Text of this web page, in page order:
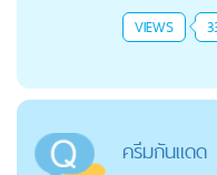
VIEWS
ครีมกันแดด